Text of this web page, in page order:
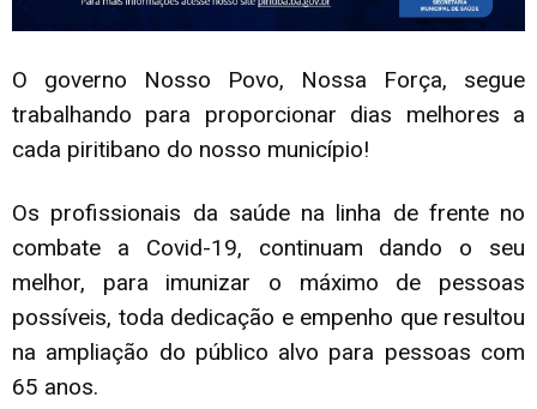
O governo Nosso Povo, Nossa Força, segue
trabalhando para proporcionar dias melhores a
cada piritibano do nosso município!
Os profissionais da saúde na linha de frente no
combate a Covid-19, continuam dando o seu
melhor, para imunizar o máximo de pessoas
possíveis, toda dedicação e empenho que resultou
na ampliação do público alvo para pessoas com
65 anos.